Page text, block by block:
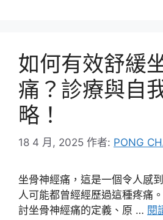
如何有效舒緩
痛？診療與自
略！
18 4 月, 2025 作者: PONG
坐骨神經痛，這是一個令人感
人可能都曾經經歷過這種疼痛
討坐骨神經痛的定義、原 … 閱